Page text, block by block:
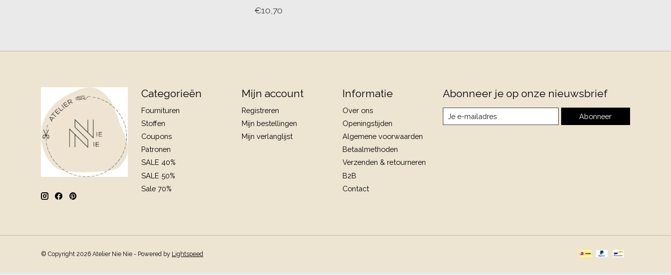
€10,70
Categorieën
Fournituren
Stoffen
Coupons
Patronen
SALE 40%
SALE 50%
Sale 70%
Mijn account
Registreren
Mijn bestellingen
Mijn verlanglijst
Informatie
Over ons
Openingstijden
Algemene voorwaarden
Betaalmethoden
Verzenden & retourneren
B2B
Contact
Abonneer je op onze nieuwsbrief
Abonneer
© Copyright 2026 Atelier Nie Nie - Powered by Lightspeed